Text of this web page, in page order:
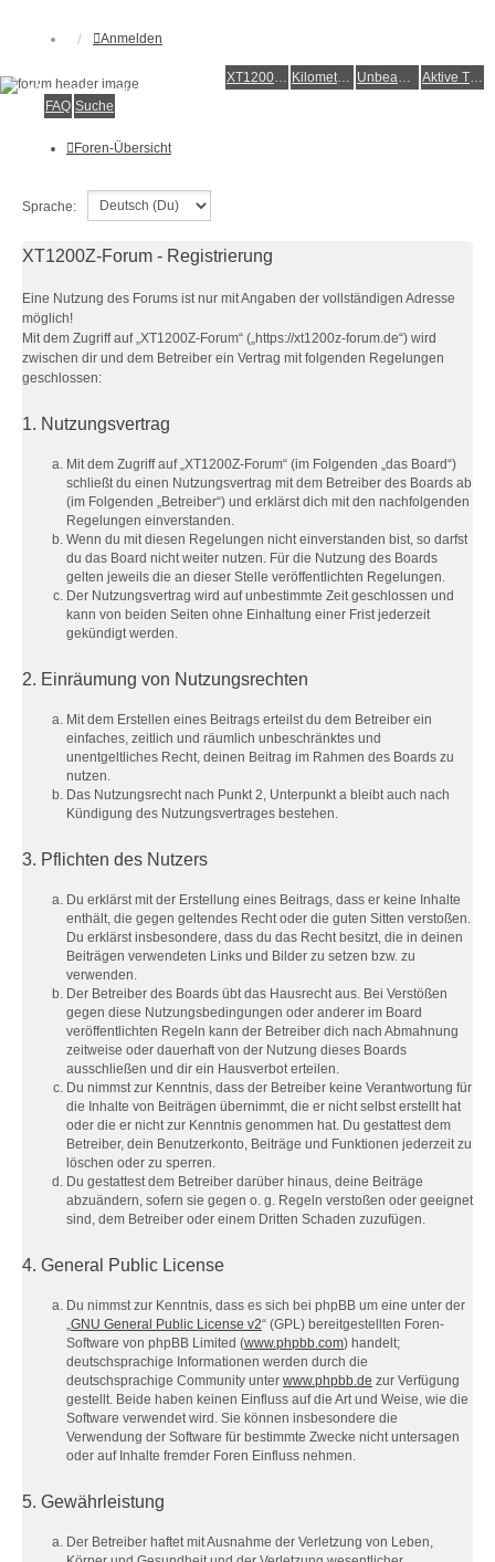
Anmelden
XT1200Z-Wiki Kilometerstatistik Unbeantwortete Themen Aktive Themen
Alles rund um die Yamaha XT1200Z Super Ténéré
FAQ Suche
Foren-Übersicht
Sprache:
XT1200Z-Forum - Registrierung
Eine Nutzung des Forums ist nur mit Angaben der vollständigen Adresse
möglich!
Mit dem Zugriff auf „XT1200Z-Forum“ („https://xt1200z-forum.de“) wird
zwischen dir und dem Betreiber ein Vertrag mit folgenden Regelungen
geschlossen:
1. Nutzungsvertrag
Mit dem Zugriff auf „XT1200Z-Forum“ (im Folgenden „das Board“)
schließt du einen Nutzungsvertrag mit dem Betreiber des Boards ab
(im Folgenden „Betreiber“) und erklärst dich mit den nachfolgenden
Regelungen einverstanden.
Wenn du mit diesen Regelungen nicht einverstanden bist, so darfst
du das Board nicht weiter nutzen. Für die Nutzung des Boards
gelten jeweils die an dieser Stelle veröffentlichten Regelungen.
Der Nutzungsvertrag wird auf unbestimmte Zeit geschlossen und
kann von beiden Seiten ohne Einhaltung einer Frist jederzeit
gekündigt werden.
2. Einräumung von Nutzungsrechten
Mit dem Erstellen eines Beitrags erteilst du dem Betreiber ein
einfaches, zeitlich und räumlich unbeschränktes und
unentgeltliches Recht, deinen Beitrag im Rahmen des Boards zu
nutzen.
Das Nutzungsrecht nach Punkt 2, Unterpunkt a bleibt auch nach
Kündigung des Nutzungsvertrages bestehen.
3. Pflichten des Nutzers
Du erklärst mit der Erstellung eines Beitrags, dass er keine Inhalte
enthält, die gegen geltendes Recht oder die guten Sitten verstoßen.
Du erklärst insbesondere, dass du das Recht besitzt, die in deinen
Beiträgen verwendeten Links und Bilder zu setzen bzw. zu
verwenden.
Der Betreiber des Boards übt das Hausrecht aus. Bei Verstößen
gegen diese Nutzungsbedingungen oder anderer im Board
veröffentlichten Regeln kann der Betreiber dich nach Abmahnung
zeitweise oder dauerhaft von der Nutzung dieses Boards
ausschließen und dir ein Hausverbot erteilen.
Du nimmst zur Kenntnis, dass der Betreiber keine Verantwortung für
die Inhalte von Beiträgen übernimmt, die er nicht selbst erstellt hat
oder die er nicht zur Kenntnis genommen hat. Du gestattest dem
Betreiber, dein Benutzerkonto, Beiträge und Funktionen jederzeit zu
löschen oder zu sperren.
Du gestattest dem Betreiber darüber hinaus, deine Beiträge
abzuändern, sofern sie gegen o. g. Regeln verstoßen oder geeignet
sind, dem Betreiber oder einem Dritten Schaden zuzufügen.
4. General Public License
Du nimmst zur Kenntnis, dass es sich bei phpBB um eine unter der
„GNU General Public License v2“ (GPL) bereitgestellten Foren-
Software von phpBB Limited (www.phpbb.com) handelt;
deutschsprachige Informationen werden durch die
deutschsprachige Community unter www.phpbb.de zur Verfügung
gestellt. Beide haben keinen Einfluss auf die Art und Weise, wie die
Software verwendet wird. Sie können insbesondere die
Verwendung der Software für bestimmte Zwecke nicht untersagen
oder auf Inhalte fremder Foren Einfluss nehmen.
5. Gewährleistung
Der Betreiber haftet mit Ausnahme der Verletzung von Leben,